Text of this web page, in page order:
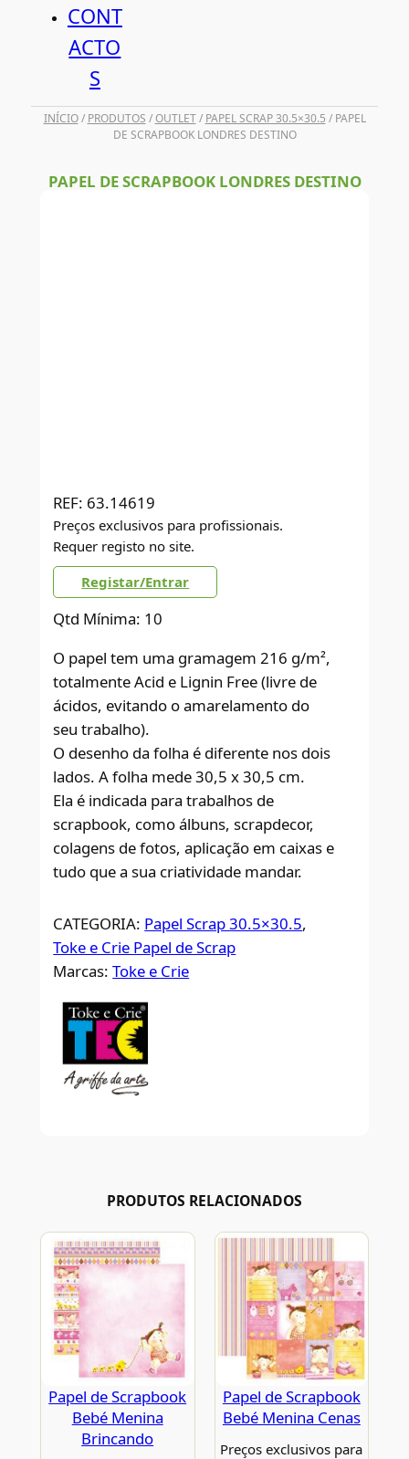
CONT
ACTO
S
INÍCIO/ PRODUTOS /OUTLET/ PAPEL SCRAP 30.5×30.5 / PAPEL
DE SCRAPBOOK LONDRES DESTINO
PAPEL DE SCRAPBOOK LONDRES DESTINO
REF: 63.14619
Preços exclusivos para profissionais.
Requer registo no site.
Registar/Entrar
Qtd Mínima: 10
O papel tem uma gramagem 216 g/m²,
totalmente Acid e Lignin Free (livre de
ácidos, evitando o amarelamento do
seu trabalho).
O desenho da folha é diferente nos dois
lados. A folha mede 30,5 x 30,5 cm.
Ela é indicada para trabalhos de
scrapbook, como álbuns, scrapdecor,
colagens de fotos, aplicação em caixas e
tudo que a sua criatividade mandar.
CATEGORIA: Papel Scrap 30.5×30.5
Toke e Crie Papel de Scrap
Marcas:Toke e Crie
PRODUTOS RELACIONADOS
Papel de Scrapbook
Bebé Menina
Brincando
Papel de Scrapbook
Bebé Menina Cenas
Preços exclusivos para